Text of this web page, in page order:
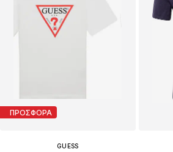
ΠΡΟΣΦΟΡΑ
GUESS